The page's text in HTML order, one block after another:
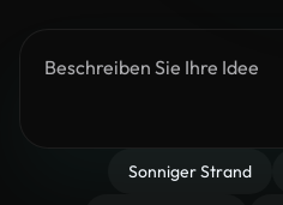
Sonniger Strand